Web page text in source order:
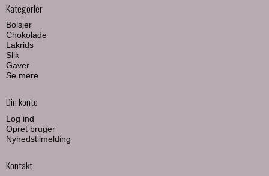
Kategorier
Bolsjer
Chokolade
Lakrids
Slik
Gaver
Se mere
Din konto
Log ind
Opret bruger
Nyhedstilmelding
Kontakt